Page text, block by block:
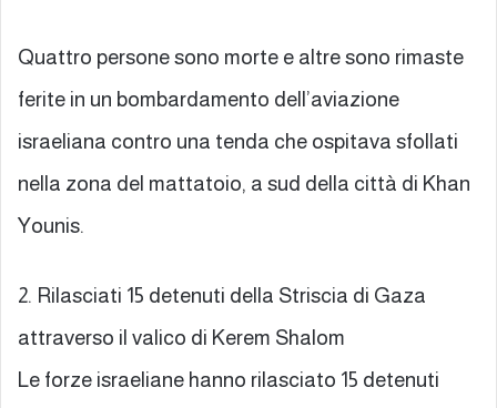
Quattro persone sono morte e altre sono rimaste
ferite in un bombardamento dell’aviazione
israeliana contro una tenda che ospitava sfollati
nella zona del mattatoio, a sud della città di Khan
Younis.
2. Rilasciati 15 detenuti della Striscia di Gaza
attraverso il valico di Kerem Shalom
Le forze israeliane hanno rilasciato 15 detenuti